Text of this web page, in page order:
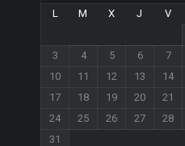
L
M X J V
3
4 5 6 7
10
11 12 13 14
17
18 19 20 21
24
25 26 27 28
31